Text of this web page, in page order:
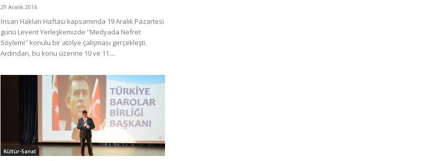
29 Aralık 2016
İnsan Hakları Haftası kapsamında 19 Aralık Pazartesi
günü Levent Yerleşkemizde ''Medyada Nefret
Söylemi'' konulu bir atölye çalışması gerçekleşti.
Ardından, bu konu üzerine 10 ve 11....
Kültür-Sanat